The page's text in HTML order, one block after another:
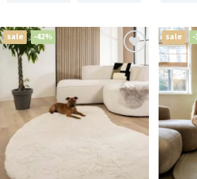
sale -42% sale -